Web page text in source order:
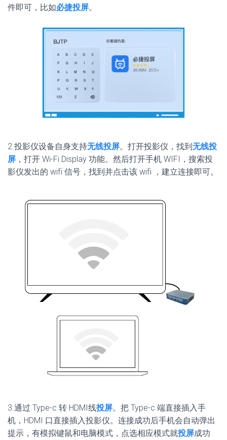
件即可，比如必捷投屏。
2.投影仪设备自身支持无线投屏。打开投影仪，找到无线投
屏 ，打开 Wi-Fi Display 功能。然后打开手机 WIFI，搜索投
影仪发出的 wifi 信号，找到并点击该 wifi ，建立连接即可。
3.通过 Type-c 转 HDMI线投屏。把 Type-c 端直接插入手
机，HDMI 口直接插入投影仪。连接成功后手机会自动弹出
提示，有模拟键鼠和电脑模式，点选相应模式就投屏成功